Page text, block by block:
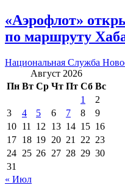
«Аэрофлот»
по маршруту
Национальная Служба
Август 2026
Пн Вт Ср Чт Пт Сб Вс
1
2
3
4 5 6 7 8
9
10 11 12 13 14 15 16
17 18 19 20 21 22 23
24 25 26 27 28 29 30
31
« Июл